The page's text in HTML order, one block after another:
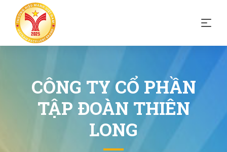
CÔNG TY CỔ PHẦN
TẬP ĐOÀN THIÊN
LONG